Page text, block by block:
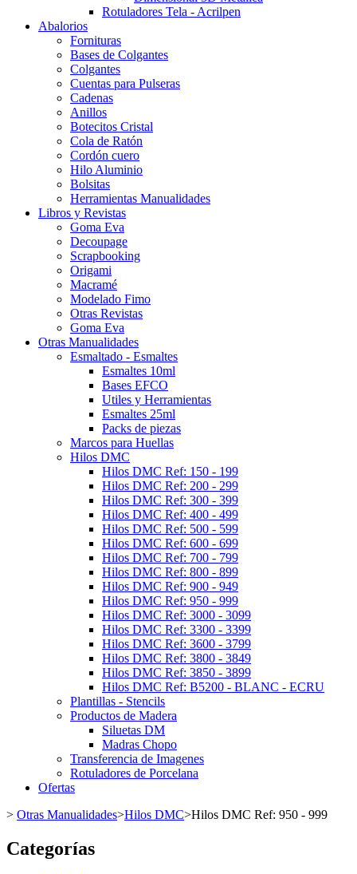
Rotuladores Tela - Acrilpen
Abalorios
Fornituras
Bases de Colgantes
Colgantes
Cuentas para Pulseras
Cadenas
Anillos
Botecitos Cristal
Cola de Ratón
Cordón cuero
Hilo Aluminio
Bolsitas
Herramientas Manualidades
Libros y Revistas
Goma Eva
Decoupage
Scrapbooking
Origami
Macramé
Modelado Fimo
Otras Revistas
Goma Eva
Otras Manualidades
Esmaltado - Esmaltes
Esmaltes 10ml
Bases EFCO
Utiles y Herramientas
Esmaltes 25ml
Packs de piezas
Marcos para Huellas
Hilos DMC
Hilos DMC Ref: 150 - 199
Hilos DMC Ref: 200 - 299
Hilos DMC Ref: 300 - 399
Hilos DMC Ref: 400 - 499
Hilos DMC Ref: 500 - 599
Hilos DMC Ref: 600 - 699
Hilos DMC Ref: 700 - 799
Hilos DMC Ref: 800 - 899
Hilos DMC Ref: 900 - 949
Hilos DMC Ref: 950 - 999
Hilos DMC Ref: 3000 - 3099
Hilos DMC Ref: 3300 - 3399
Hilos DMC Ref: 3600 - 3799
Hilos DMC Ref: 3800 - 3849
Hilos DMC Ref: 3850 - 3899
Hilos DMC Ref: B5200 - BLANC - ECRU
Plantillas - Stencils
Productos de Madera
Siluetas DM
Madras Chopo
Transferencia de Imagenes
Rotuladores de Porcelana
Ofertas
> Otras Manualidades>Hilos DMC>Hilos DMC Ref: 950 - 999
Categorías